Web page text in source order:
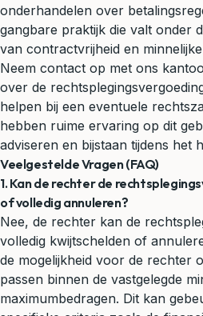
onderhandelen over
gangbare praktijk die valt onder
van contractvrijheid en
Neem contact op met ons
over de
helpen bij een eventuele
hebben ruime ervaring op dit
adviseren en bijstaan tijdens het
Veelgestelde Vragen (FAQ)
1. Kan de rechter de
of volledig annuleren?
Nee, de rechter kan de
volledig kwijtschelden of
de mogelijkheid voor de rechter
passen binnen de vastgelegde
maximumbedragen. Dit kan